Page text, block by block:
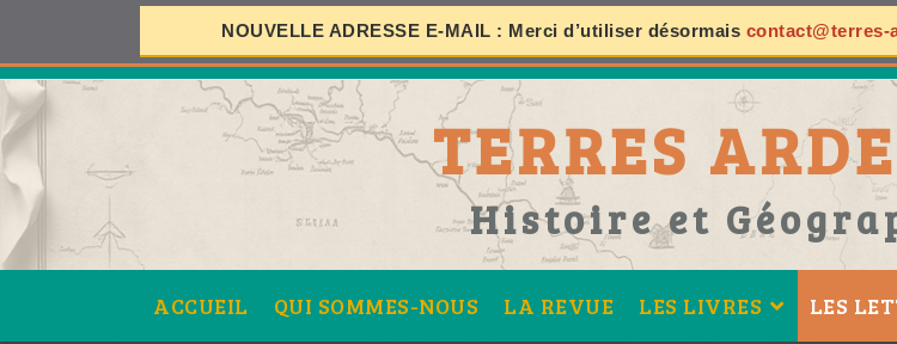
NOUVELLE ADRESSE E-MAIL : Merci d’utiliser désormais contact@terres-
TERRES
Histoire et
ACCUEIL QUI SOMMES-NOUS LA REVUE LES LIVRES LES